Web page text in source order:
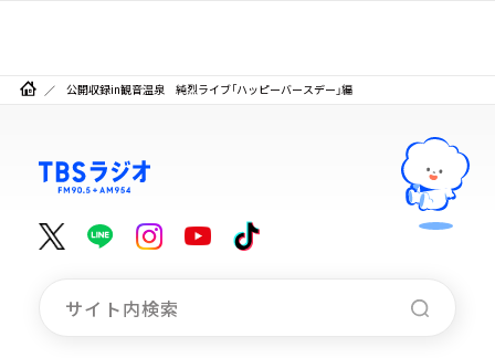
公開収録in観音温泉 純烈ライブ「ハッピーバースデー」編